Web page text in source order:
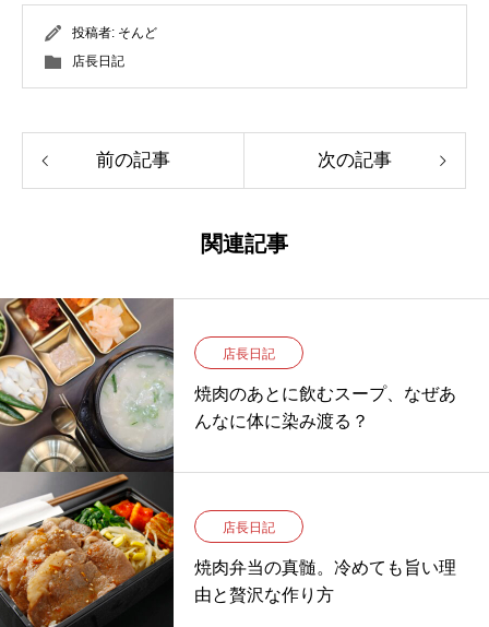
投稿者: そんど
店長日記
前の記事 次の記事
関連記事
店長日記
焼肉のあとに飲むスープ、なぜあ
んなに体に染み渡る？
店長日記
焼肉弁当の真髄。冷めても旨い理
由と贅沢な作り方